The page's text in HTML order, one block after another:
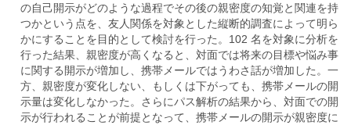
の自己開示がどのような過程でその後の親密度の知覚と関連を持
つかという点を、友人関係を対象とした縦断的調査によって明ら
かにすることを目的として検討を行った。102 名を対象に分析を
行った結果、親密度が高くなると、対面では将来の目標や悩み事
に関する開示が増加し、携帯メールではうわさ話が増加した。一
方、親密度が変化しない、もしくは下がっても、携帯メールの開
示量は変化しなかった。さらにパス解析の結果から、対面での開
示が行われることが前提となって、携帯メールの開示が親密度に